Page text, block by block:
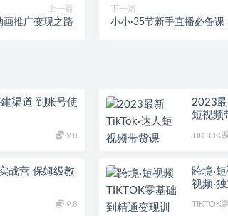
上一篇
画推广变现之路
下一篇
小小·35节新手直播必备
渠道 到账号使
9.8
2023
短视频
TIKTOK
战营 保姆级教
9.8
跨境·
视频·
TIKTOK